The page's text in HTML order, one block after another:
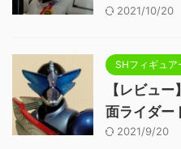
2021/10/20
SHフィギュ
【レビュ
面ライダー
2021/9/20